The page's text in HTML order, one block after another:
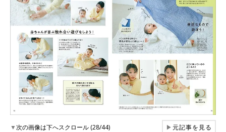
▼次の画像は下へスクロール (28/44) ▶元記事を見る